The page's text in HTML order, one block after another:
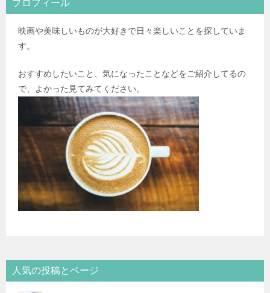
プロフィール
映画や美味しいものが大好きで日々楽しいことを探していま
す。
おすすめしたいこと、気になったことなどをご紹介してるの
で、よかった見てみてください。
人気の投稿とページ